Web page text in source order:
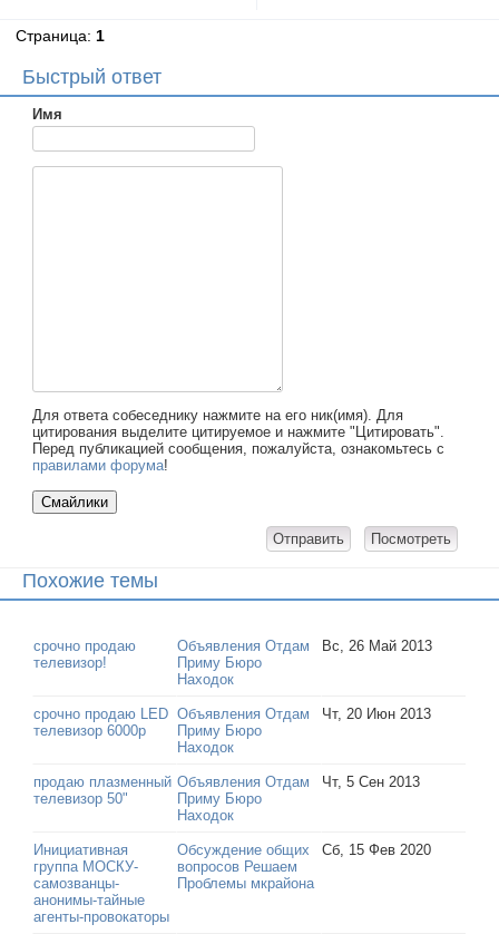
Страница: 1
Быстрый ответ
Имя
Для ответа собеседнику нажмите на его ник(имя). Для
цитирования выделите цитируемое и нажмите "Цитировать".
Перед публикацией сообщения, пожалуйста, ознакомьтесь с
правилами форума!
Похожие темы
срочно продаю
телевизор!
Объявления Отдам
Приму Бюро
Находок
Вс, 26 Май 2013
срочно продаю LED
телевизор 6000р
Объявления Отдам
Приму Бюро
Находок
Чт, 20 Июн 2013
продаю плазменный
телевизор 50"
Объявления Отдам
Приму Бюро
Находок
Чт, 5 Сен 2013
Инициативная
группа МОСКУ-
самозванцы-
анонимы-тайные
агенты-провокаторы
Обсуждение общих
вопросов Решаем
Проблемы мкрайона
Сб, 15 Фев 2020